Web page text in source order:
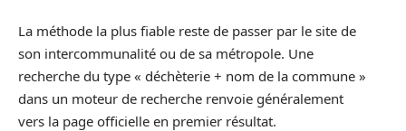
La méthode la plus fiable reste de passer par le site de
son intercommunalité ou de sa métropole. Une
recherche du type « déchèterie + nom de la commune »
dans un moteur de recherche renvoie généralement
vers la page officielle en premier résultat.